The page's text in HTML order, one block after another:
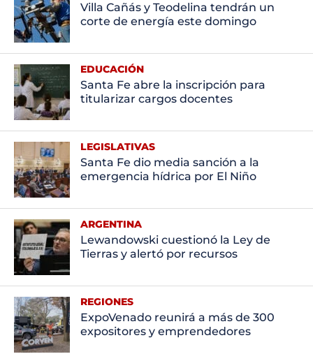
Villa Cañás y Teodelina tendrán un
corte de energía este domingo
EDUCACIÓN
Santa Fe abre la inscripción para
titularizar cargos docentes
LEGISLATIVAS
Santa Fe dio media sanción a la
emergencia hídrica por El Niño
ARGENTINA
Lewandowski cuestionó la Ley de
Tierras y alertó por recursos
REGIONES
ExpoVenado reunirá a más de 300
expositores y emprendedores